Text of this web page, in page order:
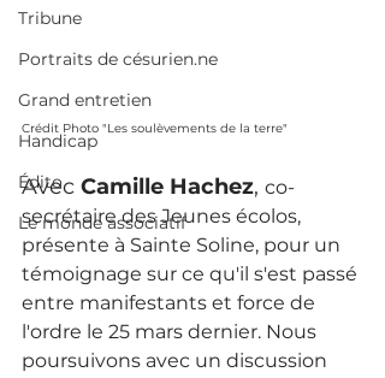
Tribune
Portraits de césurien.ne
Grand entretien
Handicap
Édito
Le monde associatif
Crédit Photo "Les soulèvements de la terre"
Avec Camille Hachez, co-
secrétaire des Jeunes écolos,
présente à Sainte Soline, pour un
témoignage sur ce qu'il s'est passé
entre manifestants et force de
l'ordre le 25 mars dernier. Nous
poursuivons avec un discussion